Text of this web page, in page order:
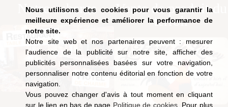
Nous utilisons des cookies pour vous garantir la
meilleure expérience et améliorer la performance de
notre site.
Notre site web et nos partenaires peuvent : mesurer
l'audience de la publicité sur notre site, afficher des
publicités personnalisées basées sur votre navigation,
personnaliser notre contenu éditorial en fonction de votre
navigation.
Vous pouvez changer d'avis à tout moment en cliquant
sur le lien en bas de page Politique de cookies. Pour plus
Notre auberge
Vente de produit du
terroir